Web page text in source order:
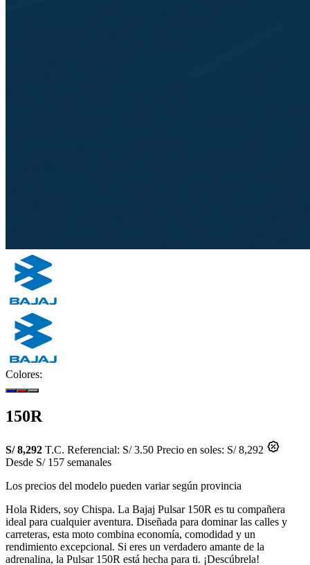
Colores:
150R
S/ 8,292 T.C. Referencial: S/ 3.50 Precio en soles: S/ 8,292
Desde S/ 157 semanales
Los precios del modelo pueden variar según provincia
Hola Riders, soy Chispa. La Bajaj Pulsar 150R es tu compañera
ideal para cualquier aventura. Diseñada para dominar las calles y
carreteras, esta moto combina economía, comodidad y un
rendimiento excepcional. Si eres un verdadero amante de la
adrenalina, la Pulsar 150R está hecha para ti. ¡Descúbrela!